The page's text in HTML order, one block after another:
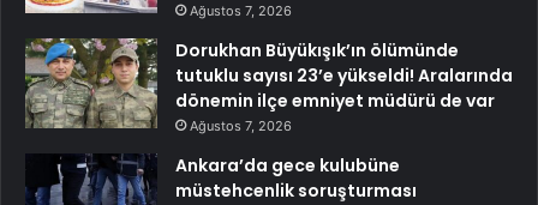
Ağustos 7, 2026
Dorukhan Büyükışık’ın ölümünde
tutuklu sayısı 23’e yükseldi! Aralarında
dönemin ilçe emniyet müdürü de var
Ağustos 7, 2026
Ankara’da gece kulubüne
müstehcenlik soruşturması